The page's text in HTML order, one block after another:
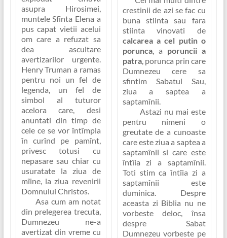
asupra Hirosimei,
muntele Sfînta Elena a
pus capat vietii acelui
om care a refuzat sa
dea ascultare
avertizarilor urgente.
Henry Truman a ramas
pentru noi un fel de
legenda, un fel de
simbol al tuturor
acelora care, desi
anuntati din timp de
cele ce se vor întîmpla
în curînd pe pamînt,
privesc totusi cu
nepasare sau chiar cu
usuratate la ziua de
mîine, la ziua revenirii
Domnului Christos.
Asa cum am notat
din prelegerea trecuta,
Dumnezeu ne-a
avertizat din vreme cu
crestinii de azi se fac cu
buna stiinta sau fara
stiinta vinovati de
calcarea a cel putin o
porunca, a poruncii a
patra, porunca prin care
Dumnezeu cere sa
sfintim Sabatul Sau,
ziua a saptea a
saptamînii.
Astazi nu mai este
pentru nimeni o
greutate de a cunoaste
care este ziua a saptea a
saptamînii si care este
întîia zi a saptamînii.
Toti stim ca întîia zi a
saptamînii este
duminica. Despre
aceasta zi Biblia nu ne
vorbeste deloc, însa
despre Sabat
Dumnezeu vorbeste pe